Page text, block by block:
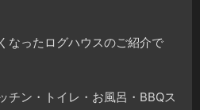
なったログハウスのご紹介で
チン・トイレ・お風呂・BBQス